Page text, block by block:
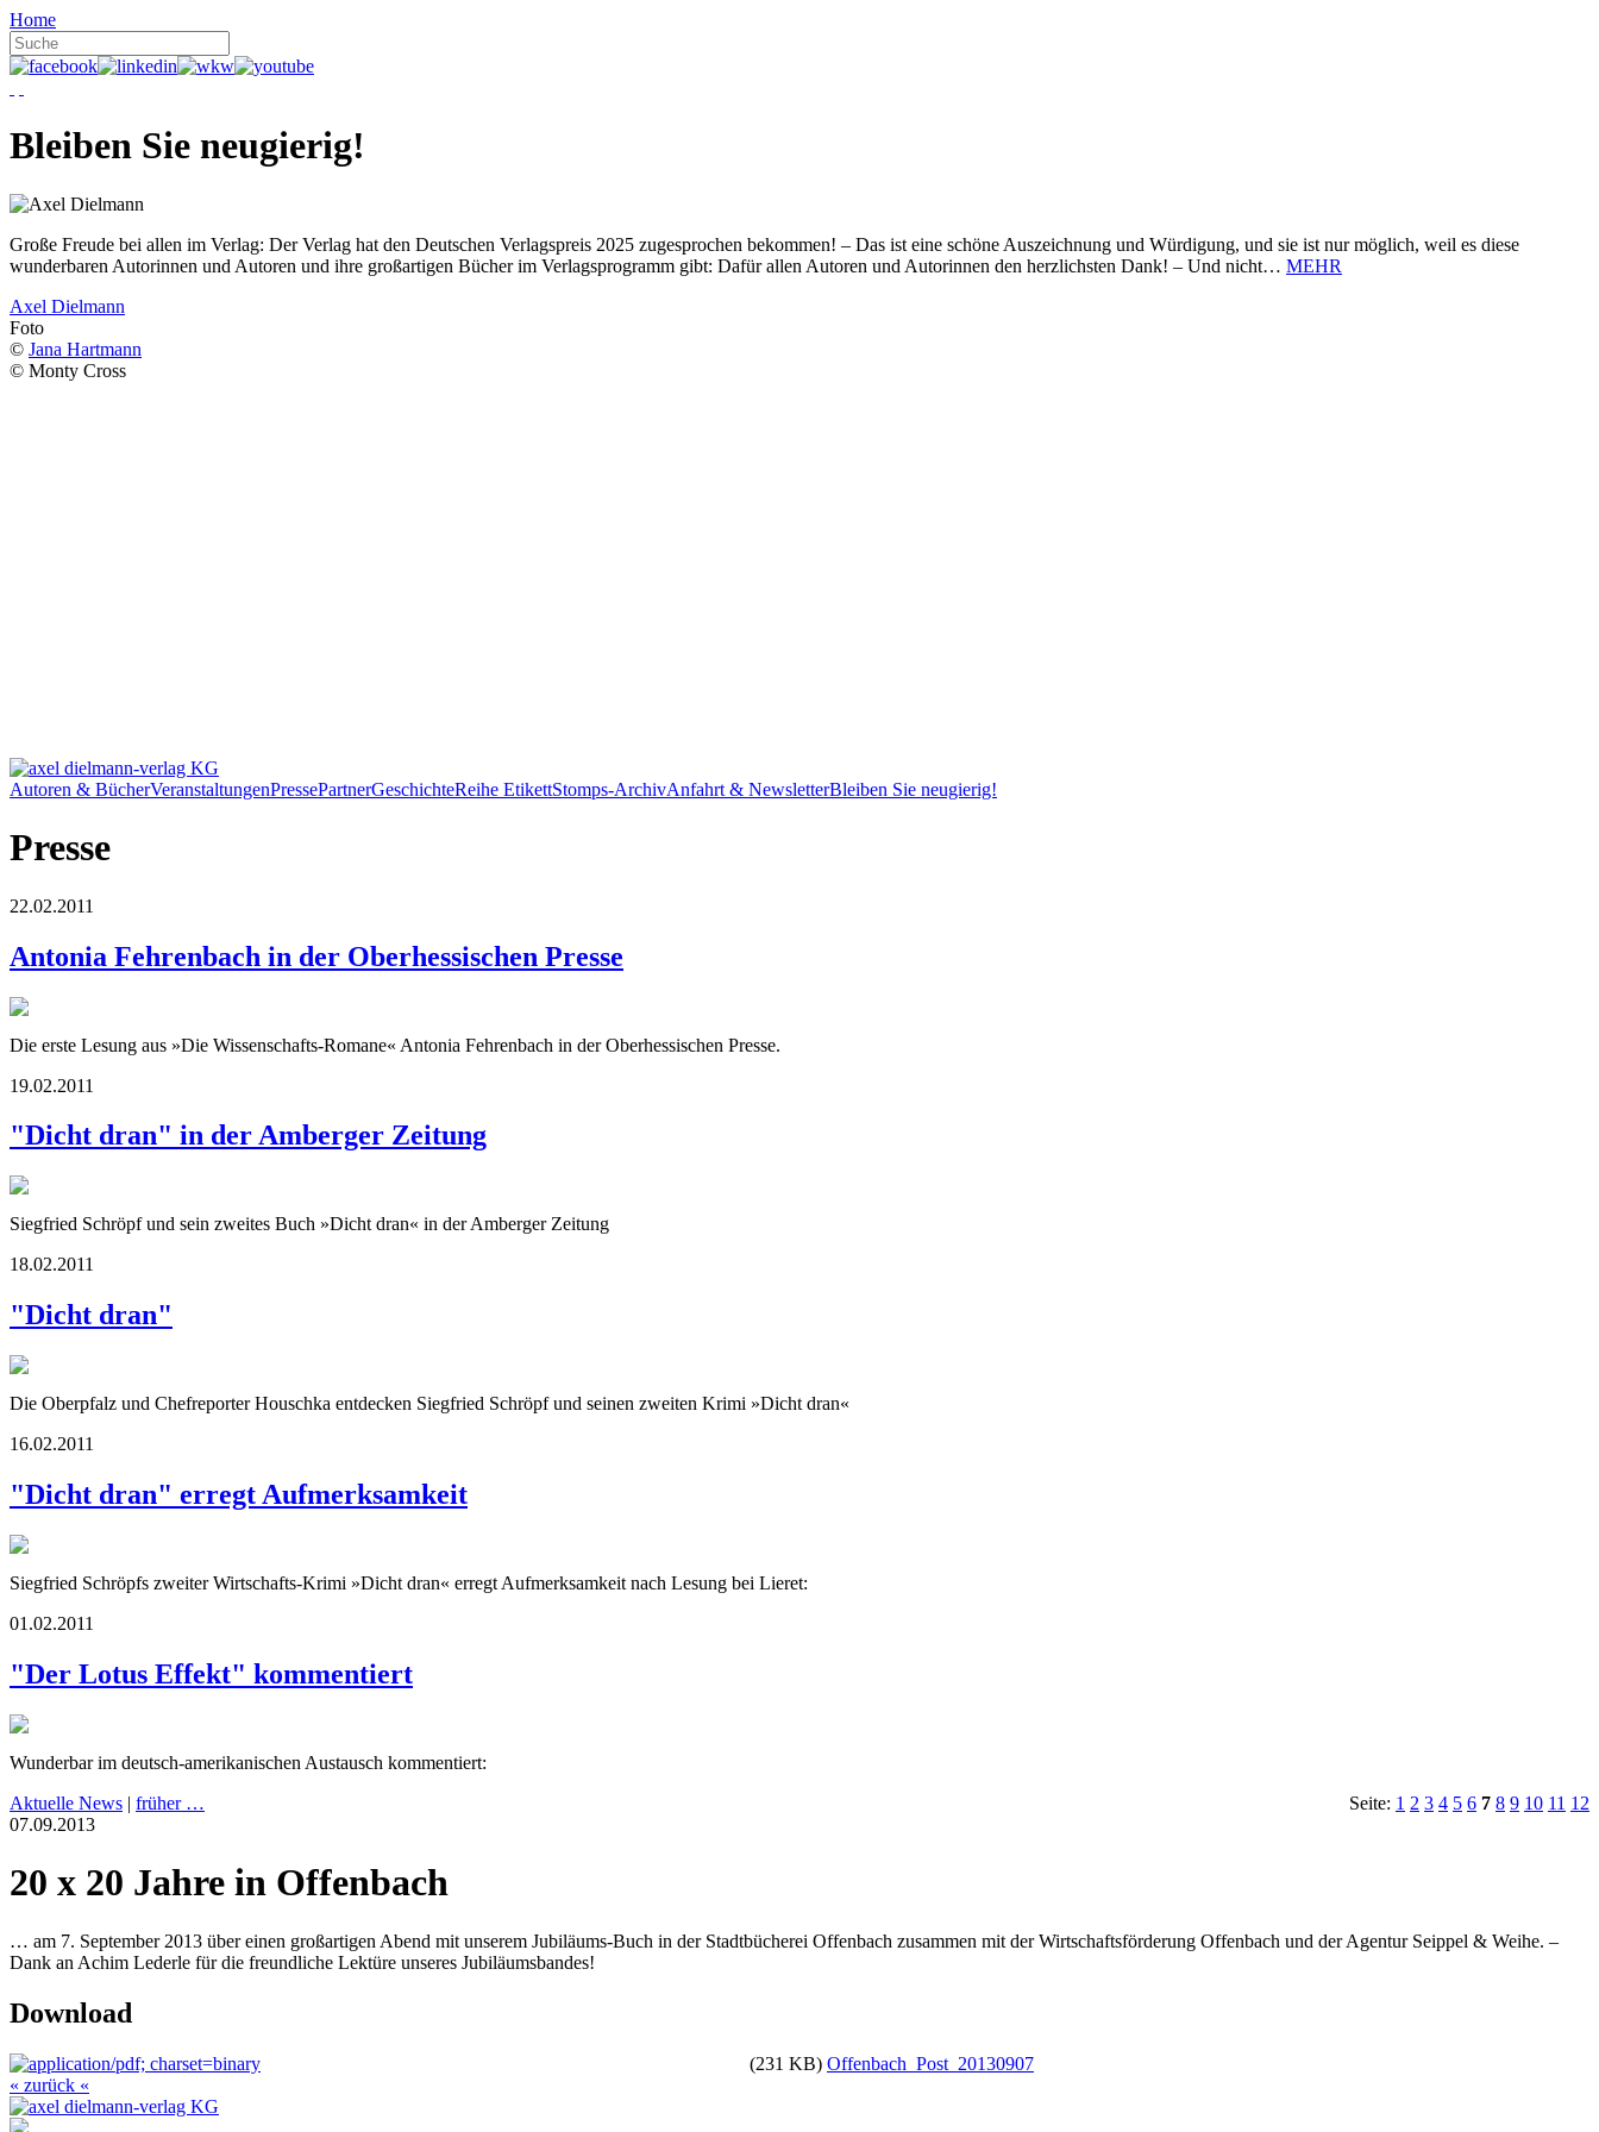
Home
Bleiben Sie neugierig!
Große Freude bei allen im Verlag: Der Verlag hat den Deutschen Verlagspreis 2025 zugesprochen bekommen! – Das ist eine schöne Auszeichnung und Würdigung, und sie ist nur möglich, weil es diese
wunderbaren Autorinnen und Autoren und ihre großartigen Bücher im Verlagsprogramm gibt: Dafür allen Autoren und Autorinnen den herzlichsten Dank! – Und nicht… MEHR
Axel Dielmann
Foto
© Jana Hartmann
© Monty Cross
Autoren & BücherVeranstaltungenPressePartnerGeschichteReihe EtikettStomps-ArchivAnfahrt & NewsletterBleiben Sie neugierig!
Presse
22.02.2011
Antonia Fehrenbach in der Oberhessischen Presse
Die erste Lesung aus »Die Wissenschafts-Romane« Antonia Fehrenbach in der Oberhessischen Presse.
19.02.2011
"Dicht dran" in der Amberger Zeitung
Siegfried Schröpf und sein zweites Buch »Dicht dran« in der Amberger Zeitung
18.02.2011
"Dicht dran"
Die Oberpfalz und Chefreporter Houschka entdecken Siegfried Schröpf und seinen zweiten Krimi »Dicht dran«
16.02.2011
"Dicht dran" erregt Aufmerksamkeit
Siegfried Schröpfs zweiter Wirtschafts-Krimi »Dicht dran« erregt Aufmerksamkeit nach Lesung bei Lieret:
01.02.2011
"Der Lotus Effekt" kommentiert
Wunderbar im deutsch-amerikanischen Austausch kommentiert:
Aktuelle News | früher … Seite: 1 2 3 4 5 6 7 8 9 10 11 12
07.09.2013
20 x 20 Jahre in Offenbach
… am 7. September 2013 über einen großartigen Abend mit unserem Jubiläums-Buch in der Stadtbücherei Offenbach zusammen mit der Wirtschaftsförderung Offenbach und der Agentur Seippel & Weihe. –
Dank an Achim Lederle für die freundliche Lektüre unseres Jubiläumsbandes!
Download
(231 KB) Offenbach_Post_20130907
« zurück «